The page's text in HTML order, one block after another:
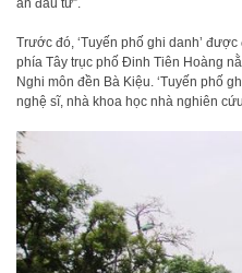
Trước đó, ‘Tuyến phố ghi danh’
phía Tây trục phố Đinh Tiên Hoàng
Nghi môn đền Bà Kiệu. ‘Tuyến phố
nghệ sĩ, nhà khoa học nhà nghiên